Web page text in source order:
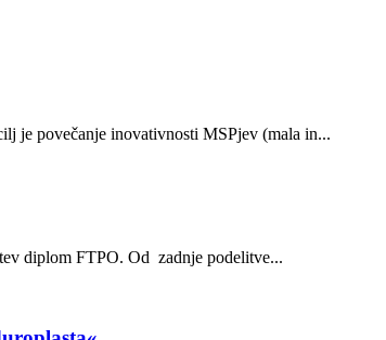
je povečanje inovativnosti MSPjev (mala in...
diplom FTPO. Od zadnje podelitve...